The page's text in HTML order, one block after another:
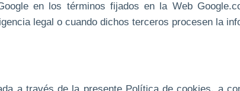
en los términos fijados en la Web
legal o cuando dichos terceros procesen la